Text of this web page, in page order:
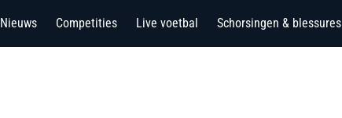
Nieuws Competities Live voetbal Schorsingen & blessures